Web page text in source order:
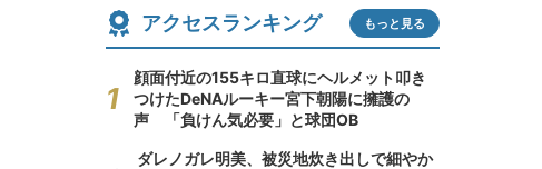
アクセスランキング もっと見る
顔面付近の155キロ直球にヘルメット叩き
つけたDeNAルーキー宮下朝陽に擁護の
声 「負けん気必要」と球団OB
ダレノガレ明美、被災地炊き出しで細やか